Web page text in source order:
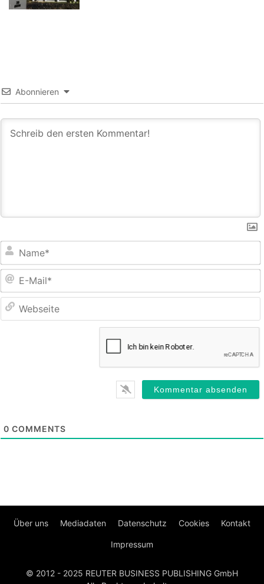
Abonnieren
0 COMMENTS
Über uns Mediadaten Datenschutz Cookies Kontakt
Impressum
© 2012 - 2025 REUTER BUSINESS PUBLISHING GmbH